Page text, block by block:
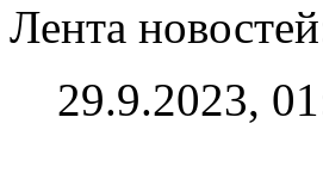
Лента
29.9.2023,